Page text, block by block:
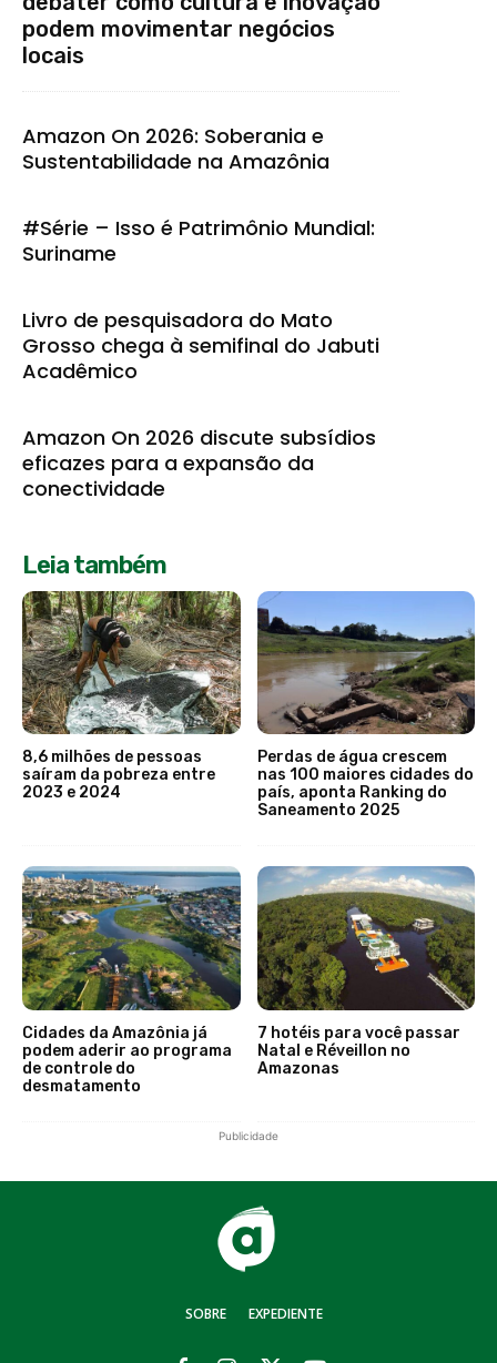
podem movimentar negócios
locais
Amazon On 2026: Soberania e
Sustentabilidade na Amazônia
#Série – Isso é Patrimônio Mundial:
Suriname
Livro de pesquisadora do Mato
Grosso chega à semifinal do Jabuti
Acadêmico
Amazon On 2026 discute subsídios
eficazes para a expansão da
conectividade
Leia também
8,6 milhões de pessoas
saíram da pobreza entre
2023 e 2024
Perdas de água crescem
nas 100 maiores cidades do
país, aponta Ranking do
Saneamento 2025
Cidades da Amazônia já
podem aderir ao programa
de controle do
desmatamento
7 hotéis para você passar
Natal e Réveillon no
Amazonas
Publicidade
SOBRE EXPEDIENTE